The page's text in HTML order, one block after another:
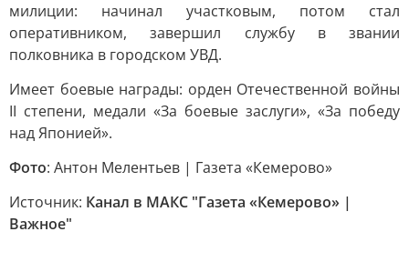
милиции: начинал участковым, потом стал
оперативником, завершил службу в звании
полковника в городском УВД.
Имеет боевые награды: орден Отечественной войны
II степени, медали «За боевые заслуги», «За победу
над Японией».
Фото: Антон Мелентьев | Газета «Кемерово»
Источник: Канал в МАКС "Газета «Кемерово» |
Важное"